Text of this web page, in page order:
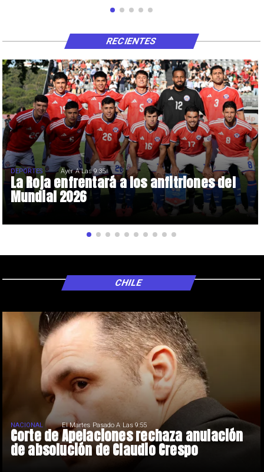
La Roja enfrentará a los anfitriones del
Mundial 2026
DEPORTES Ayer A Las 9:35
RECIENTES
Corte de Apelaciones rechaza anulación
de absolución de Claudio Crespo
NACIONAL El Martes Pasado A Las 9:55
CHILE